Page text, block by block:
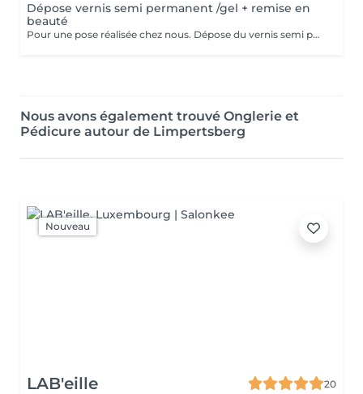
Dépose vernis semi permanent /gel + remise en
beauté
Pour une pose réalisée chez nous. Dépose du vernis semi permanent ou gel sans abîmer la plaque de l'ongle, raccourcissement des ongles, travail léger des cuticules, pose d'un vernis durcisseur et huile nourrissante.
Nous avons également trouvé Onglerie et
Pédicure autour de Limpertsberg
Nouveau
LAB'eille
20